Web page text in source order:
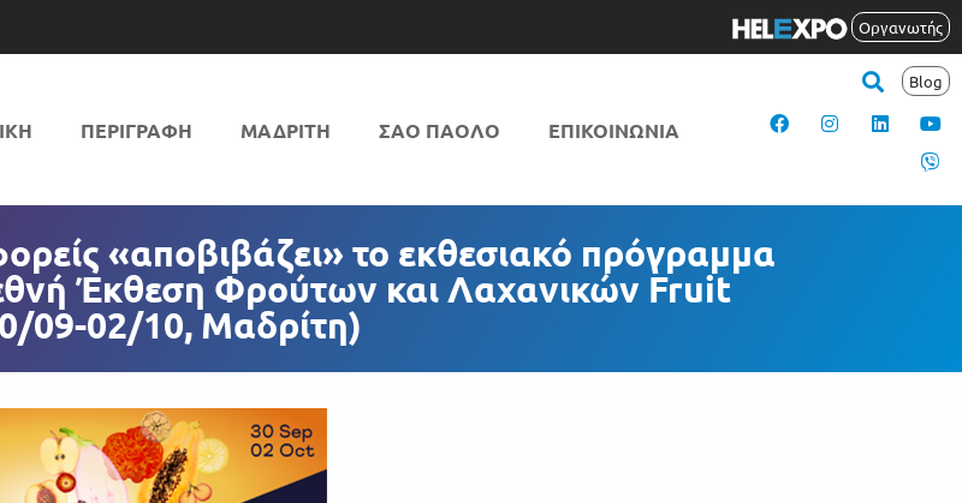
Οργανωτής
ΠΕΡΙΓΡΑΦΗ ΜΑΔΡΙΤΗ ΣΑΟ ΠΑΟΛΟ ΕΠΙΚΟΙΝΩΝΙΑ
Blog
«αποβιβάζει» το εκθεσιακό πρόγραμμα
Έκθεση Φρούτων και Λαχανικών Fruit
09-02/10, Μαδρίτη)